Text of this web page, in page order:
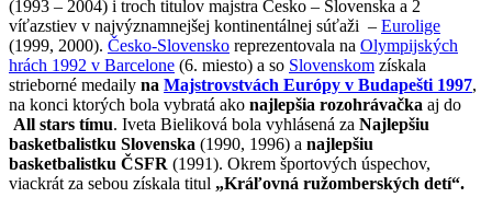
(1993 – 2004) i troch titulov majstra Česko – Slovenska a 2
víťazstiev v najvýznamnejšej kontinentálnej súťaži – Eurolige
(1999, 2000). Česko-Slovensko reprezentovala na Olympijských
hrách 1992 v Barcelone (6. miesto) a so Slovenskom získala
strieborné medaily na Majstrovstvách Európy v Budapešti 1997,
na konci ktorých bola vybratá ako najlepšia rozohrávačka aj do
All stars tímu. Iveta Bieliková bola vyhlásená za Najlepšiu
basketbalistku Slovenska (1990, 1996) a najlepšiu
basketbalistku ČSFR (1991). Okrem športových úspechov,
viackrát za sebou získala titul „Kráľovná ružomberských detí“.